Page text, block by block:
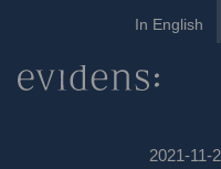
In English
2021-11-